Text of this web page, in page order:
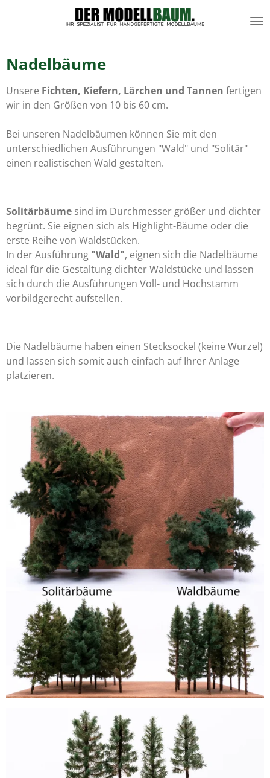
Nadelbäume
Unsere Fichten, Kiefern, Lärchen und Tannen fertigen
wir in den Größen von 10 bis 60 cm.
Bei unseren Nadelbäumen können Sie mit den
unterschiedlichen Ausführungen "Wald" und "Solitär"
einen realistischen Wald gestalten.
Solitärbäume sind im Durchmesser größer und dichter
begrünt. Sie eignen sich als Highlight-Bäume oder die
erste Reihe von Waldstücken.
In derAusführung "Wald", eignen sich die Nadelbäume
ideal für die Gestaltung dichter Waldstücke und lassen
sich durch die Ausführungen Voll- und Hochstamm
vorbildgerecht aufstellen.
Die Nadelbäume haben einen Stecksockel (keine Wurzel)
und lassen sich somit auch einfach auf Ihrer Anlage
platzieren.